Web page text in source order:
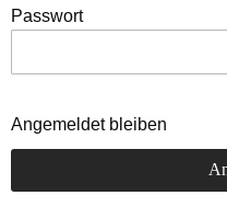
Passwort
Angemeldet bleiben